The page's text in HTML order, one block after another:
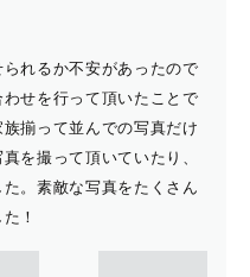
れるか不安があったので
せを行って頂いたことで
揃って並んでの写真だけ
を撮って頂いていたり、
。素敵な写真をたくさん
！